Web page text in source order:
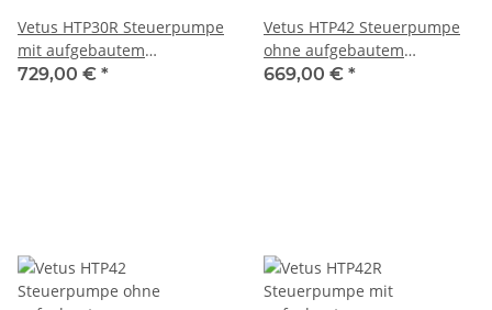
Vetus HTP30R Steuerpumpe
mit aufgebautem
Rückschlagventil 10mm in
729,00 € *
Vetus HTP42 Steuerpumpe
ohne aufgebautem
Rückschlagventil
669,00 € *